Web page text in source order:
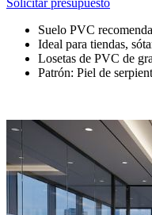
Solicitar presupuesto
Suelo PVC
Ideal para tiendas,
Losetas de PVC de
Patrón: Piel de